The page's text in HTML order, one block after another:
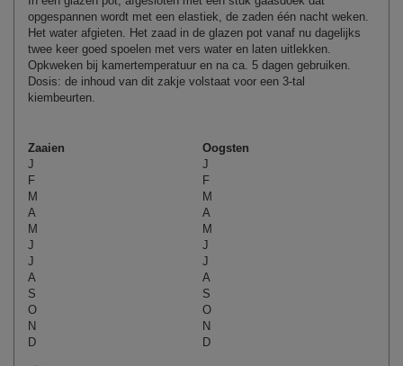
opgespannen wordt met een elastiek, de zaden één nacht weken.
Het water afgieten. Het zaad in de glazen pot vanaf nu dagelijks
twee keer goed spoelen met vers water en laten uitlekken.
Opkweken bij kamertemperatuur en na ca. 5 dagen gebruiken.
Dosis: de inhoud van dit zakje volstaat voor een 3-tal
kiembeurten.
Zaaien
Oogsten
J
J
F
F
M
M
A
A
M
M
J
J
J
J
A
A
S
S
O
O
N
N
D
D